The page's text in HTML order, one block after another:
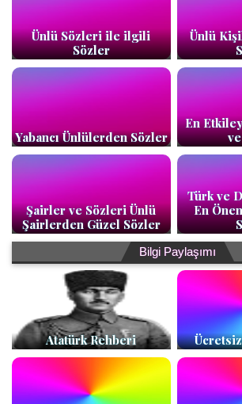
Ünlü Sözleri ile ilgili
Sözler
Ünlü
Yabancı Ünlülerden Sözler
En
Şairler ve Sözleri Ünlü
Şairlerden Güzel Sözler
Türk ve
En
Bilgi Paylaşımı
Atatürk Rehberi